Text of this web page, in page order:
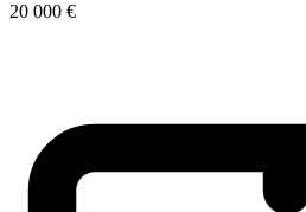
20 000 €